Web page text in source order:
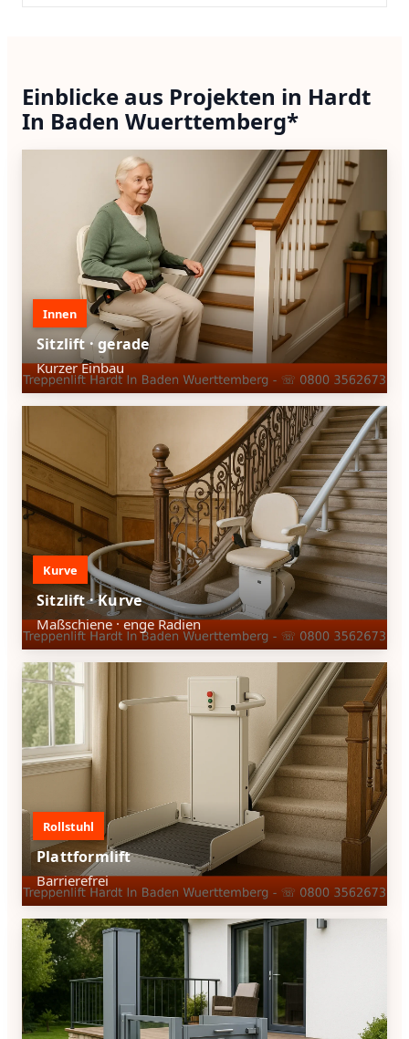
Einblicke aus Projekten in Hardt
In Baden Wuerttemberg*
Innen
Sitzlift · gerade
Kurzer Einbau
Kurve
Sitzlift · Kurve
Maßschiene · enge Radien
Rollstuhl
Plattformlift
Barrierefrei